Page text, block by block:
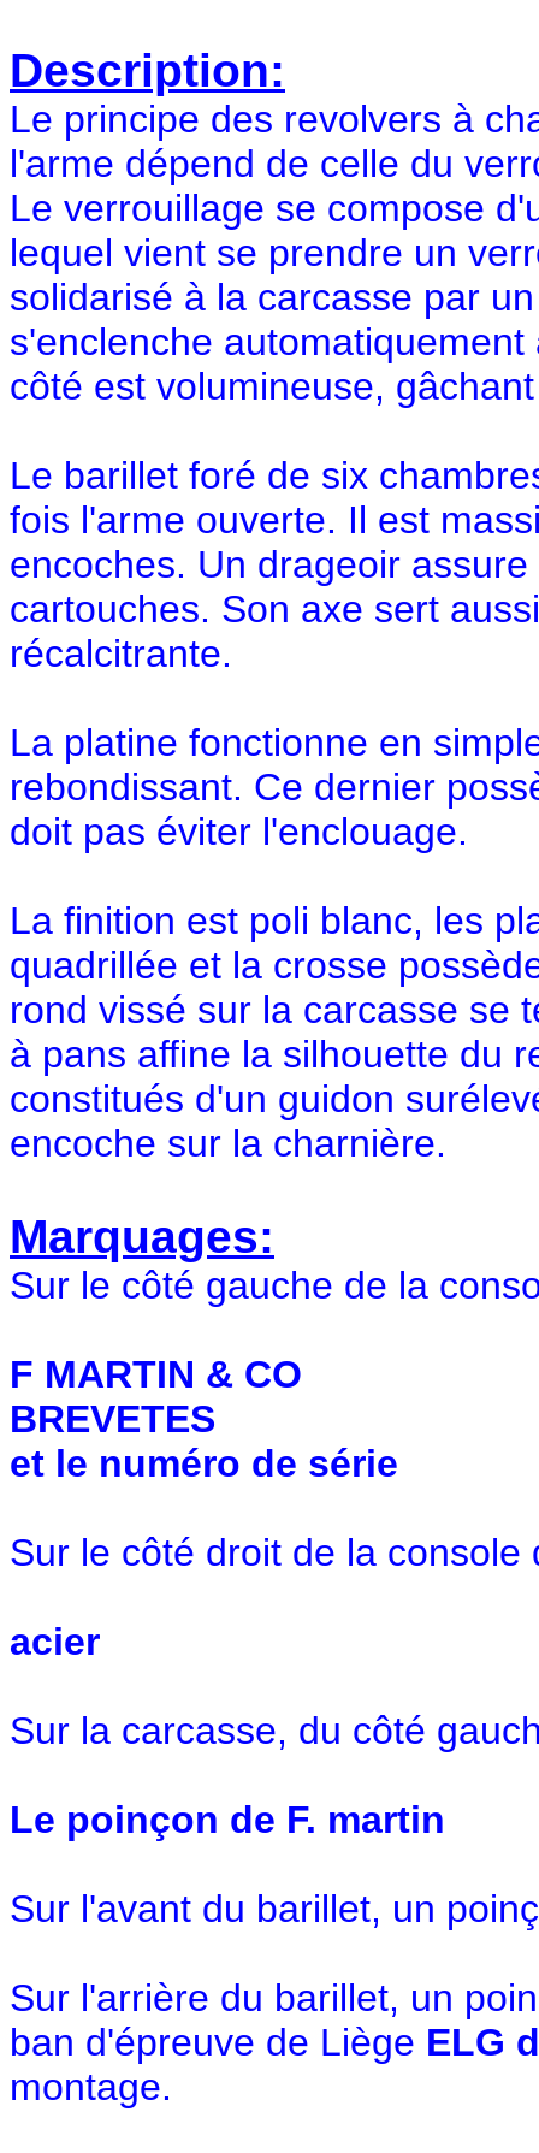
Description:
Le principe des revolvers à
l'arme dépend de celle du
Le verrouillage se compose
lequel vient se prendre un
solidarisé à la carcasse par
s'enclenche
côté est volumineuse,
Le barillet foré de six
fois l'arme ouverte. Il est
encoches. Un drageoir
cartouches. Son axe sert
récalcitrante.
La platine fonctionne en
rebondissant. Ce dernier
doit pas éviter l'enclouage.
La finition est poli blanc, les
quadrillée et la crosse
rond vissé sur la carcasse se
à pans affine la silhouette du
constitués d'un guidon
encoche sur la charnière.
Marquages:
Sur le côté gauche de la
F MARTIN & CO
BREVETES
et le numéro de série
Sur le côté droit de la console
acier
Sur la carcasse, du côté
Le poinçon de F. martin
Sur l'avant du barillet, un
Sur l'arrière du barillet, un
ban d'épreuve de Liège ELG
montage.